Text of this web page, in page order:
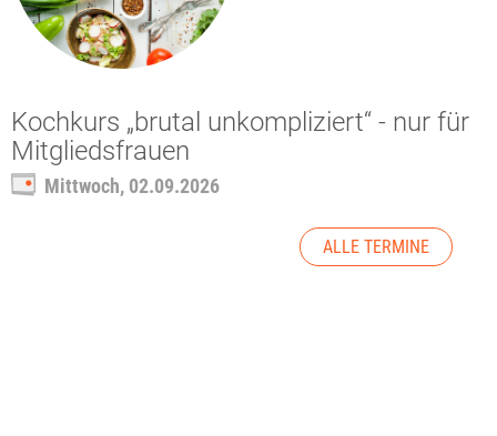
Kochkurs „brutal unkompliziert“ - nur für
Mitgliedsfrauen
Mittwoch, 02.09.2026
ALLE TERMINE